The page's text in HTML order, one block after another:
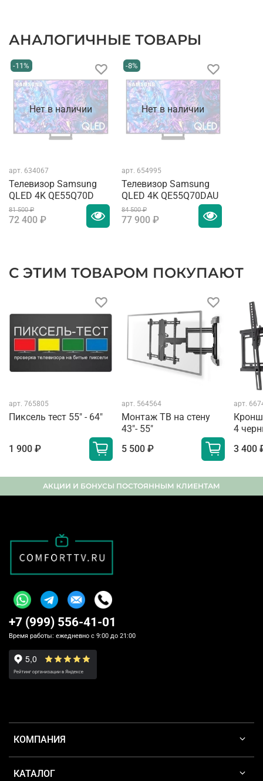
АНАЛОГИЧНЫЕ ТОВАРЫ
Нет в наличии
-11%
арт. 634067
Телевизор Samsung
QLED 4K QE55Q70D
81 500 ₽
72 400 ₽
Нет в наличии
-8%
арт. 654995
Телевизор Samsung
QLED 4K QE55Q70DAU
84 500 ₽
77 900 ₽
С ЭТИМ ТОВАРОМ ПОКУПАЮТ
арт. 765805
Пиксель тест 55" - 64"
1 900 ₽
арт. 564564
Монтаж ТВ на стену
43"- 55"
5 500 ₽
арт.
4
3 400
АКЦИИ И БОНУСЫ ПОСТОЯННЫМ КЛИЕНТАМ
КОМПАНИЯ
КАТАЛОГ
+7 (999) 556-41-01
Время работы: ежедневно с 9:00 до 21:00